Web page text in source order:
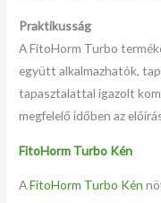
Praktikusság
A FitoHorm Turbo
együtt alkalmazhatók,
tapasztalattal igazolt
megfelelő időben az
FitoHorm Turbo Kén
AFitoHorm Turbo Kén